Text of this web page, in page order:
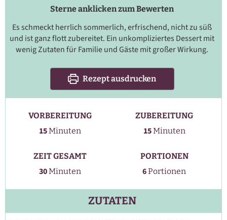
Sterne anklicken zum Bewerten
Es schmeckt herrlich sommerlich, erfrischend, nicht zu süß
und ist ganz flott zubereitet. Ein unkompliziertes Dessert mit
wenig Zutaten für Familie und Gäste mit großer Wirkung.
Rezept ausdrucken
VORBEREITUNG
15Minuten
Minuten
ZUBEREITUNG
15Minuten
Minuten
ZEIT GESAMT
30Minuten
Minuten
PORTIONEN
6Portionen
ZUTATEN